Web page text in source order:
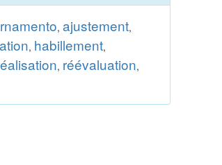
, ajustement,
, habillement,
, réévaluation,